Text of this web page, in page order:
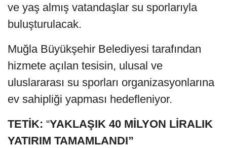
ve yaş almış vatandaşlar su sporlarıyla
buluşturulacak.
Muğla Büyükşehir Belediyesi tarafından
hizmete açılan tesisin, ulusal ve
uluslararası su sporları organizasyonlarına
ev sahipliği yapması hedefleniyor.
TETİK: “YAKLAŞIK 40 MİLYON LİRALIK
YATIRIM TAMAMLANDI”